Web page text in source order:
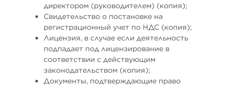
директором (руководителем) (копия);
Свидетельство о постановке на
регистрационный учет по НДС (копия);
Лицензия, в случае если деятельность
подпадает под лицензирование в
соответствии с действующим
законодательством (копия);
Документы, подтверждающие право